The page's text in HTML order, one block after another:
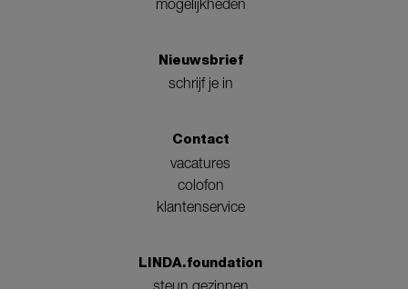
mogelijkheden
Nieuwsbrief
schrijf je in
Contact
vacatures
colofon
klantenservice
LINDA.foundation
steun gezinnen